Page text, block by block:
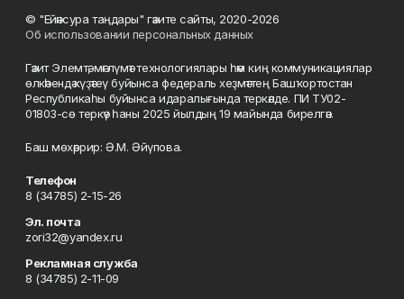
© "Ейәнсура таңдары" гәзите сайты, 2020-2026
Об использовании персональных данных
Гәзит Элемтә, мәғлүмәт технологиялары һәм киң коммуникациялар
өлкәһендә күҙәтеү буйынса федераль хеҙмәттең Башҡортостан
Республикаһы буйынса идаралығында теркәлде. ПИ ТУ02-
01803-сө теркәү һаны 2025 йылдың 19 майында бирелгән.
Баш мөхәррир: Ә.М. Әйүпова.
Телефон
8 (34785) 2-15-26
Эл. почта
zori32@yandex.ru
Рекламная служба
8 (34785) 2-11-09